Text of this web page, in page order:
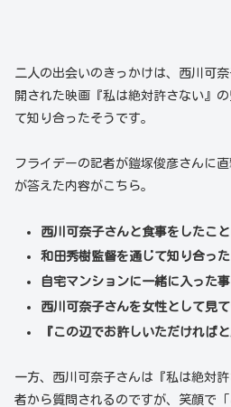
二人の出会いのきっかけは、西川可
開された映画『私は絶対許さない』
て知り合ったそうです。
フライデーの記者が鎧塚俊彦さんに
が答えた内容がこちら。
西川可奈子さんと食事をしたこ
和田秀樹監督を通じて知り合った
自宅マンションに一緒に入った
西川可奈子さんを女性として見
『この辺でお許しいただければ
一方、西川可奈子さんは『私は絶対
者から質問されるのですが、笑顔で